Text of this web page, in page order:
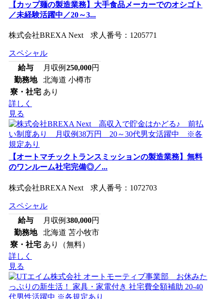
【カップ麺の製造業務】大手食品メーカーでのオシゴト
／未経験活躍中／20～3...
株式会社BREXA Next 求人番号：1205771
スペシャル
給与
月収例 250,000円
勤務地
北海道 小樽市
寮・社宅 あり
詳しく
見る
【オートマチックトランスミッションの製造業務】無料
のワンルーム社宅完備◎／...
株式会社BREXA Next 求人番号：1072703
スペシャル
給与
月収例 380,000円
勤務地
北海道 苫小牧市
寮・社宅 あり（無料）
詳しく
見る